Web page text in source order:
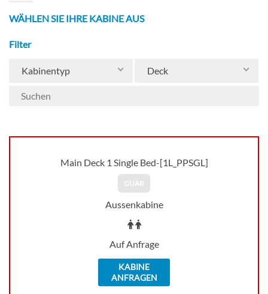
WÄHLEN SIE IHRE KABINE AUS
Filter
Kabinentyp Deck
Main Deck 1 Single Bed-[1L_PPSGL]
GUAR
Aussenkabine
Auf Anfrage
KABINE
ANFRAGEN